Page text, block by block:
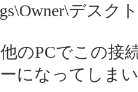
デスク
のPCでこの接
になってしま